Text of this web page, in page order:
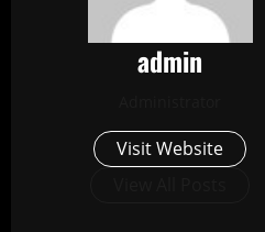
admin
Visit Website